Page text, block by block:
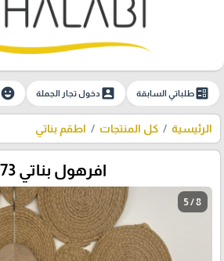
ballotطلباتي السابقة account_boxدخول تجار الجملة emoji_emotions
الرئيسية كل المنتجات اطقم بناتي
افرهول بناتي 973
5 / 8